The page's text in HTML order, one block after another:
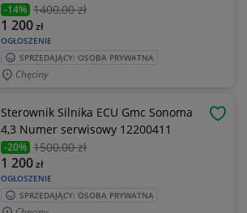
-14% 1400,00 zł
OGŁOSZENIE
1 200zł
SPRZEDAJĄCY: OSOBA PRYWATNA
Chęciny
Sterownik Silnika ECU Gmc Sonoma
4,3 Numer serwisowy 12200411
-20% 1500,00 zł
OGŁOSZENIE
1 200zł
SPRZEDAJĄCY: OSOBA PRYWATNA